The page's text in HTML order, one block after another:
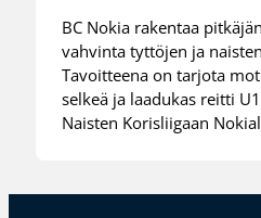
BC Nokia rakentaa
vahvinta tyttöjen ja
Tavoitteena on tarjota
selkeä ja laadukas reitti
Naisten Korisliigaan